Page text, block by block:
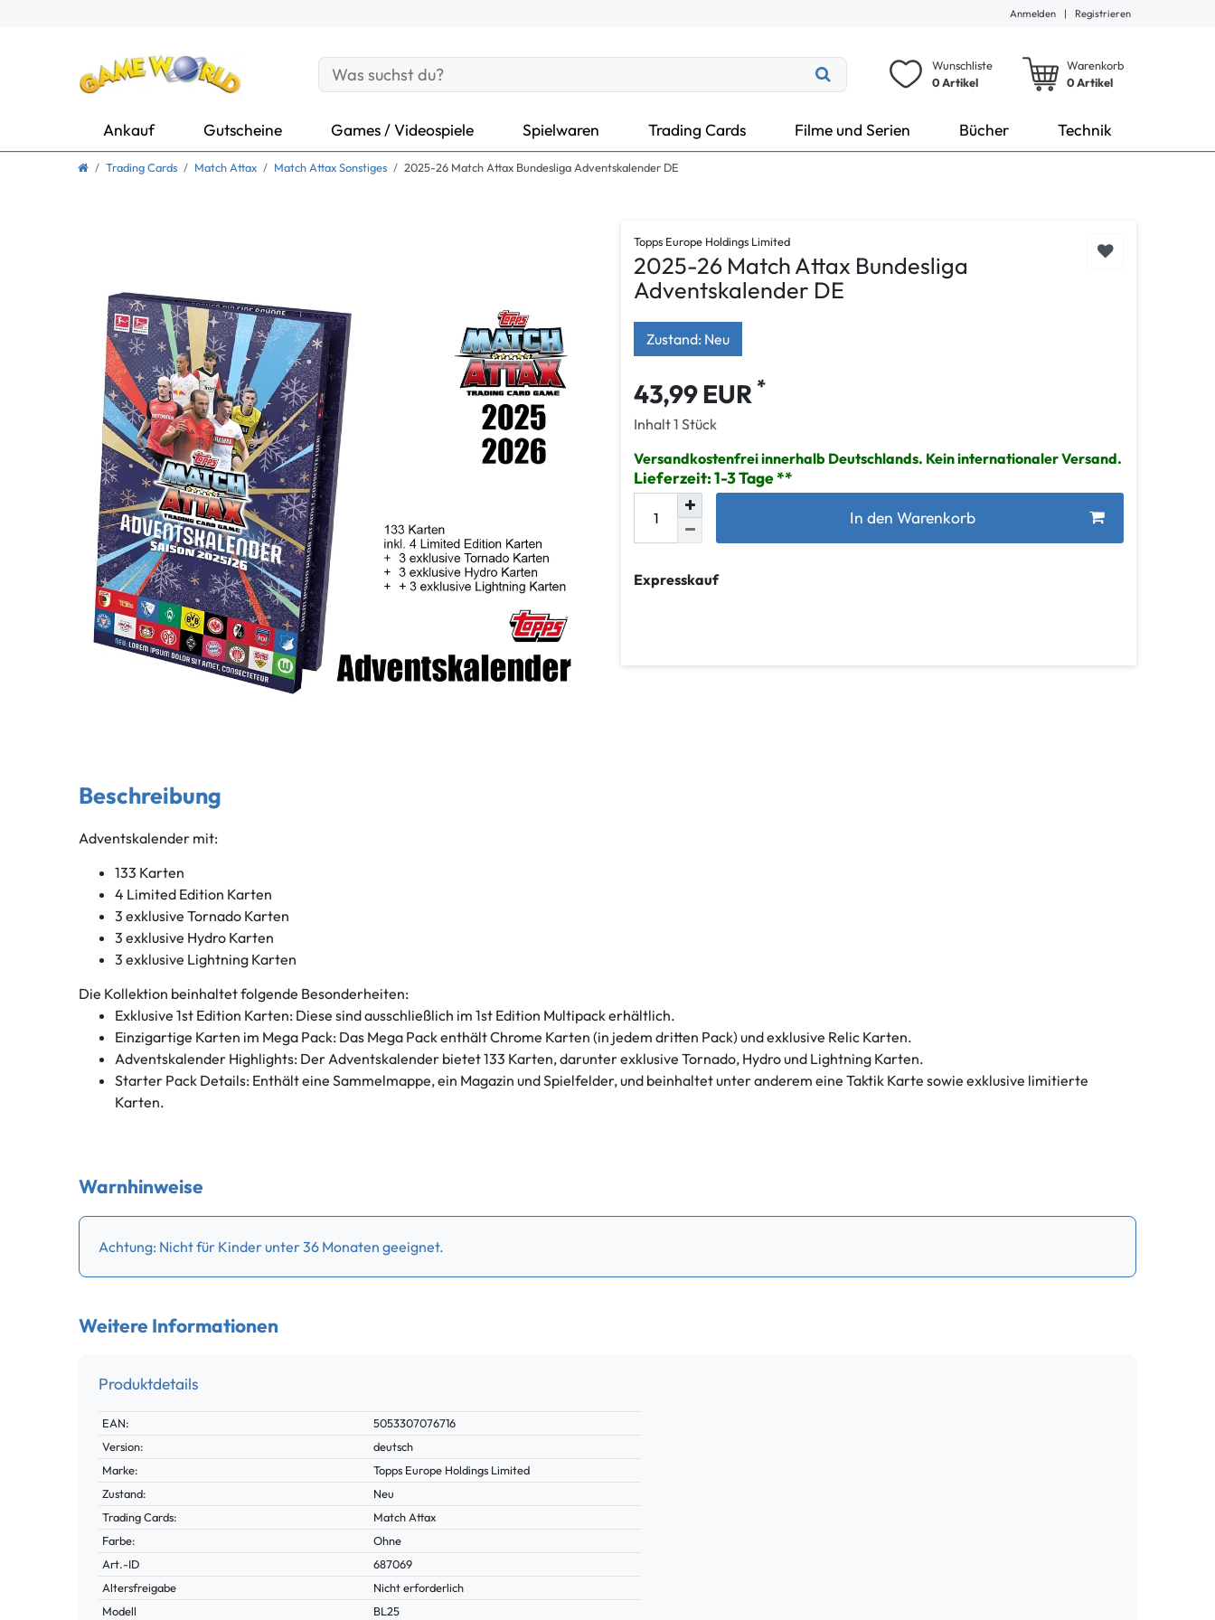
Anmelden | Registrieren
Wunschliste
0 Artikel
Warenkorb
0Artikel
Ankauf Gutscheine Games / Videospiele Spielwaren Trading Cards Filme und Serien Bücher Technik
Trading Cards Match Attax Match Attax Sonstiges 2025-26 Match Attax Bundesliga Adventskalender DE
Topps Europe Holdings Limited
2025-26 Match Attax Bundesliga
Adventskalender DE
Zustand: Neu
43,99 EUR *
Inhalt1 Stück
Versandkostenfrei innerhalb Deutschlands. Kein internationaler Versand.
Lieferzeit: 1-3 Tage
In den Warenkorb
Expresskauf
Beschreibung
Adventskalender mit:
133 Karten
4 Limited Edition Karten
3 exklusive Tornado Karten
3 exklusive Hydro Karten
3 exklusive Lightning Karten
Die Kollektion beinhaltet folgende Besonderheiten:
Exklusive 1st Edition Karten: Diese sind ausschließlich im 1st Edition Multipack erhältlich.
Einzigartige Karten im Mega Pack: Das Mega Pack enthält Chrome Karten (in jedem dritten Pack) und exklusive Relic Karten.
Adventskalender Highlights: Der Adventskalender bietet 133 Karten, darunter exklusive Tornado, Hydro und Lightning Karten.
Starter Pack Details: Enthält eine Sammelmappe, ein Magazin und Spielfelder, und beinhaltet unter anderem eine Taktik Karte sowie exklusive limitierte
Karten.
Warnhinweise
Achtung: Nicht für Kinder unter 36 Monaten geeignet.
Weitere Informationen
Produktdetails
Technisches
Merkmal
Wert
EAN:
5053307076716
Version:
deutsch
Marke:
Topps Europe Holdings Limited
Zustand:
Neu
Trading Cards:
Match Attax
Farbe:
Ohne
Technisches
Merkmal
Wert
Art.-ID
687069
Altersfreigabe
Nicht erforderlich
Modell
BL25